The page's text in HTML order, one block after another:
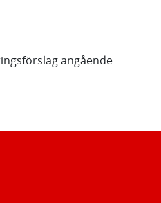
angående